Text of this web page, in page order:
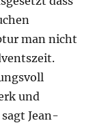
man nicht
und
Jean-